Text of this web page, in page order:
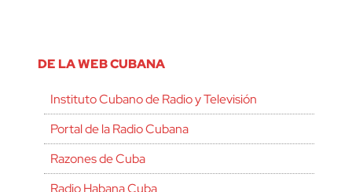
DE LA WEB CUBANA
Instituto Cubano de Radio y Televisión
Portal de la Radio Cubana
Razones de Cuba
Radio Habana Cuba